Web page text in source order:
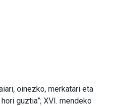
oinezko, merkatari eta
guztia”; XVI. mendeko